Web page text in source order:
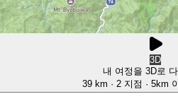
3D
내 여정을 3D로
39 km · 2 지점 · 5km